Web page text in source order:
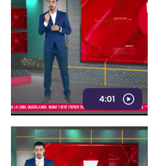
4:01